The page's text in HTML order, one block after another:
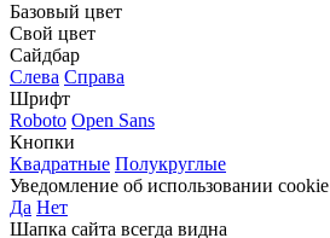
Базовый цвет
Свой цвет
Сайдбар
Слева Справа
Шрифт
Roboto Open Sans
Кнопки
Квадратные Полукруглые
Уведомление об использовании cookie
Да Нет
Шапка сайта всегда видна